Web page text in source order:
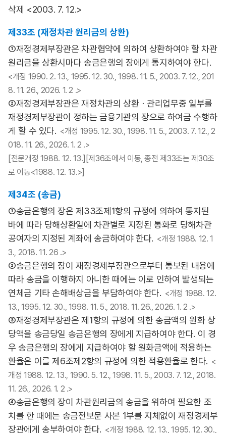
삭제 <2003. 7. 12.>
제33조 (재정차관 원리금의 상환)
①재정경제부장관은 차관협약에 의하여 상환하여야 할 차관
원리금을 상환시마다 송금은행의 장에게 통지하여야 한다.
<개정 1990. 2. 13., 1995. 12. 30., 1998. 11. 5., 2003. 7. 12., 201
8. 11. 26., 2026. 1. 2 .>
②재정경제부장관은 재정차관의 상환ㆍ관리업무중 일부를
재정경제부장관이 정하는 금융기관의 장으로 하여금 수행하
게 할 수 있다. <개정 1995. 12. 30., 1998. 11. 5., 2003. 7. 12., 2
018. 11. 26., 2026. 1. 2 .>
[전문개정 1988. 12. 13.][제36조에서 이동, 종전 제33조는 제30조
로 이동<1988. 12. 13.>]
제34조 (송금)
①송금은행의 장은 제33조제1항의 규정에 의하여 통지된
바에 따라 당해상환일에 차관별로 지정된 통화로 당해차관
공여자의 지정된 계좌에 송금하여야 한다. <개정 1988. 12. 1
3., 2018. 11. 26 .>
②송금은행의 장이 재정경제부장관으로부터 통보된 내용에
따라 송금을 이행하지 아니한 때에는 이로 인하여 발생되는
연체금 기타 손해배상금을 부담하여야 한다. <개정 1988. 12.
13., 1995. 12. 30., 1998. 11. 5., 2018. 11. 26., 2026. 1. 2 .>
③재정경제부장관은 제1항의 규정에 의한 송금액의 원화 상
당액을 송금당일 송금은행의 장에게 지급하여야 한다. 이 경
우 송금은행의 장에게 지급하여야 할 원화금액에 적용하는
환율은 이를 제6조제2항의 규정에 의한 적용환율로 한다. <
개정 1988. 12. 13., 1990. 5. 12., 1998. 11. 5., 2003. 7. 12., 2018.
11. 26., 2026. 1. 2 .>
④송금은행의 장이 차관원리금의 송금을 위하여 필요한 조
치를 한 때에는 송금전보문 사본 1부를 지체없이 재정경제부
장관에게 송부하여야 한다. <개정 1988. 12. 13., 1995. 12. 30.,